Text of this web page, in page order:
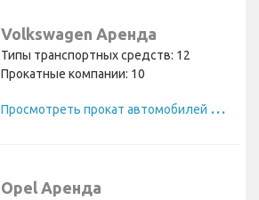
Volkswagen Аренда
Типы транспортных средств: 12
Прокатные компании: 10
П
росмотреть прокат автомобилей Volkswagen
Opel Аренда